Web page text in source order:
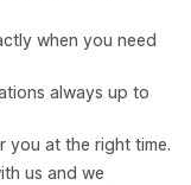
when you need
always up to
you at the right time.
us and we